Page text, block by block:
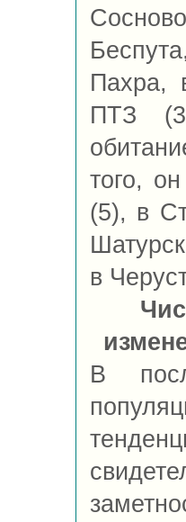
Пахра,
ПТЗ
того,
(5), в
в
В